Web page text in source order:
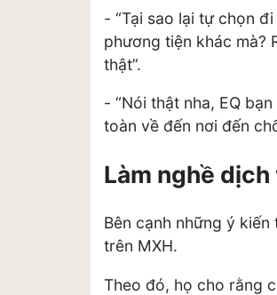
- “Tại sao lại tự chọn
phương tiện khác mà?
thật”.
- “Nói thật nha, EQ
toàn về đến nơi đến
Làm nghề
Bên cạnh những ý
trên MXH.
Theo đó, họ cho rằng